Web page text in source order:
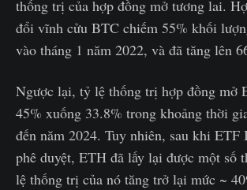
thống trị của hợp đồng mở tương lai.
đổi vĩnh cửu BTC chiếm 55% khối
vào tháng 1 năm 2022, và đã tăng lên
Ngược lại, tỷ lệ thống trị hợp đồng mở
45% xuống 33.8% trong khoảng thời
đến năm 2024. Tuy nhiên, sau khi ETF
phê duyệt, ETH đã lấy lại được một số
lệ thống trị của nó tăng trở lại mức ~